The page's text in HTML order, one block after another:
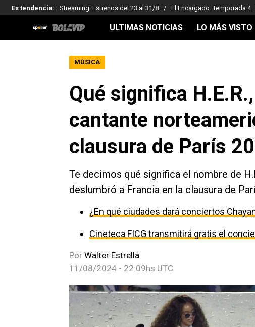
Es tendencia: Streaming: Estrenos del 23 al 31/8 El Encargado: Temporada 4
ULTIMAS NOTICIAS LO MÁS VISTO
MÚSICA
Qué significa
cantante
clausura de París
Te decimos qué significa el nombre de
deslumbró a Francia en la clausura de
¿En qué ciudades dará conciertos
Cineteca FICG transmitirá gratis el
Por Walter Estrella
11/08/2024 - 22:09hs UTC